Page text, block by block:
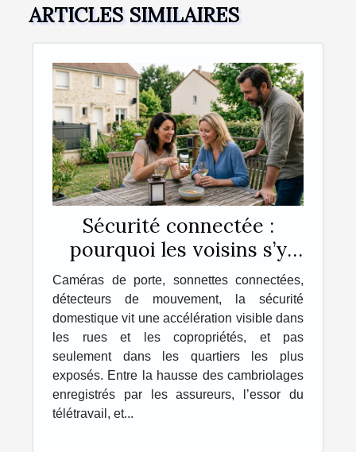
ARTICLES SIMILAIRES
Sécurité connectée :
pourquoi les voisins s’y
intéressent autant ?
Caméras de porte, sonnettes connectées,
détecteurs de mouvement, la sécurité
domestique vit une accélération visible dans
les rues et les copropriétés, et pas
seulement dans les quartiers les plus
exposés. Entre la hausse des cambriolages
enregistrés par les assureurs, l’essor du
télétravail, et...